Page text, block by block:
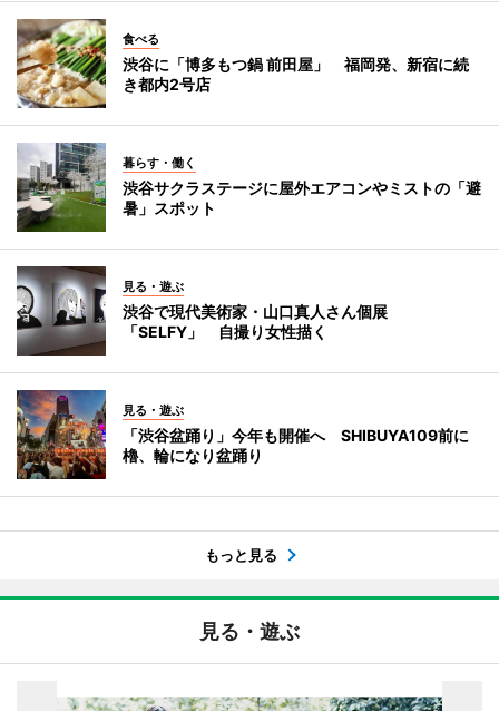
食べる
渋谷に「博多もつ鍋 前田屋」 福岡発、新宿に続
き都内2号店
暮らす・働く
渋谷サクラステージに屋外エアコンやミストの「避
暑」スポット
見る・遊ぶ
渋谷で現代美術家・山口真人さん個展
「SELFY」 自撮り女性描く
見る・遊ぶ
「渋谷盆踊り」今年も開催へ SHIBUYA109前に
櫓、輪になり盆踊り
もっと見る
見る・遊ぶ